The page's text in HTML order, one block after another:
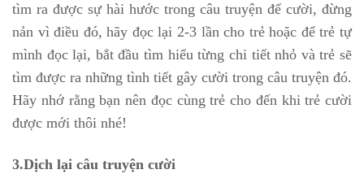
tìm ra được sự hài hước trong câu truyện để cười, đừng
nản vì điều đó, hãy đọc lại 2-3 lần cho trẻ hoặc để trẻ tự
mình đọc lại, bắt đầu tìm hiểu từng chi tiết nhỏ và trẻ sẽ
tìm được ra những tình tiết gây cười trong câu truyện đó.
Hãy nhớ rằng bạn nên đọc cùng trẻ cho đến khi trẻ cười
được mới thôi nhé!
3.Dịch lại câu truyện cười